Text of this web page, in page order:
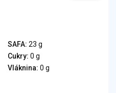
výrobky
SAFA: 23 g
Cukry: 0 g
Vláknina: 0 g